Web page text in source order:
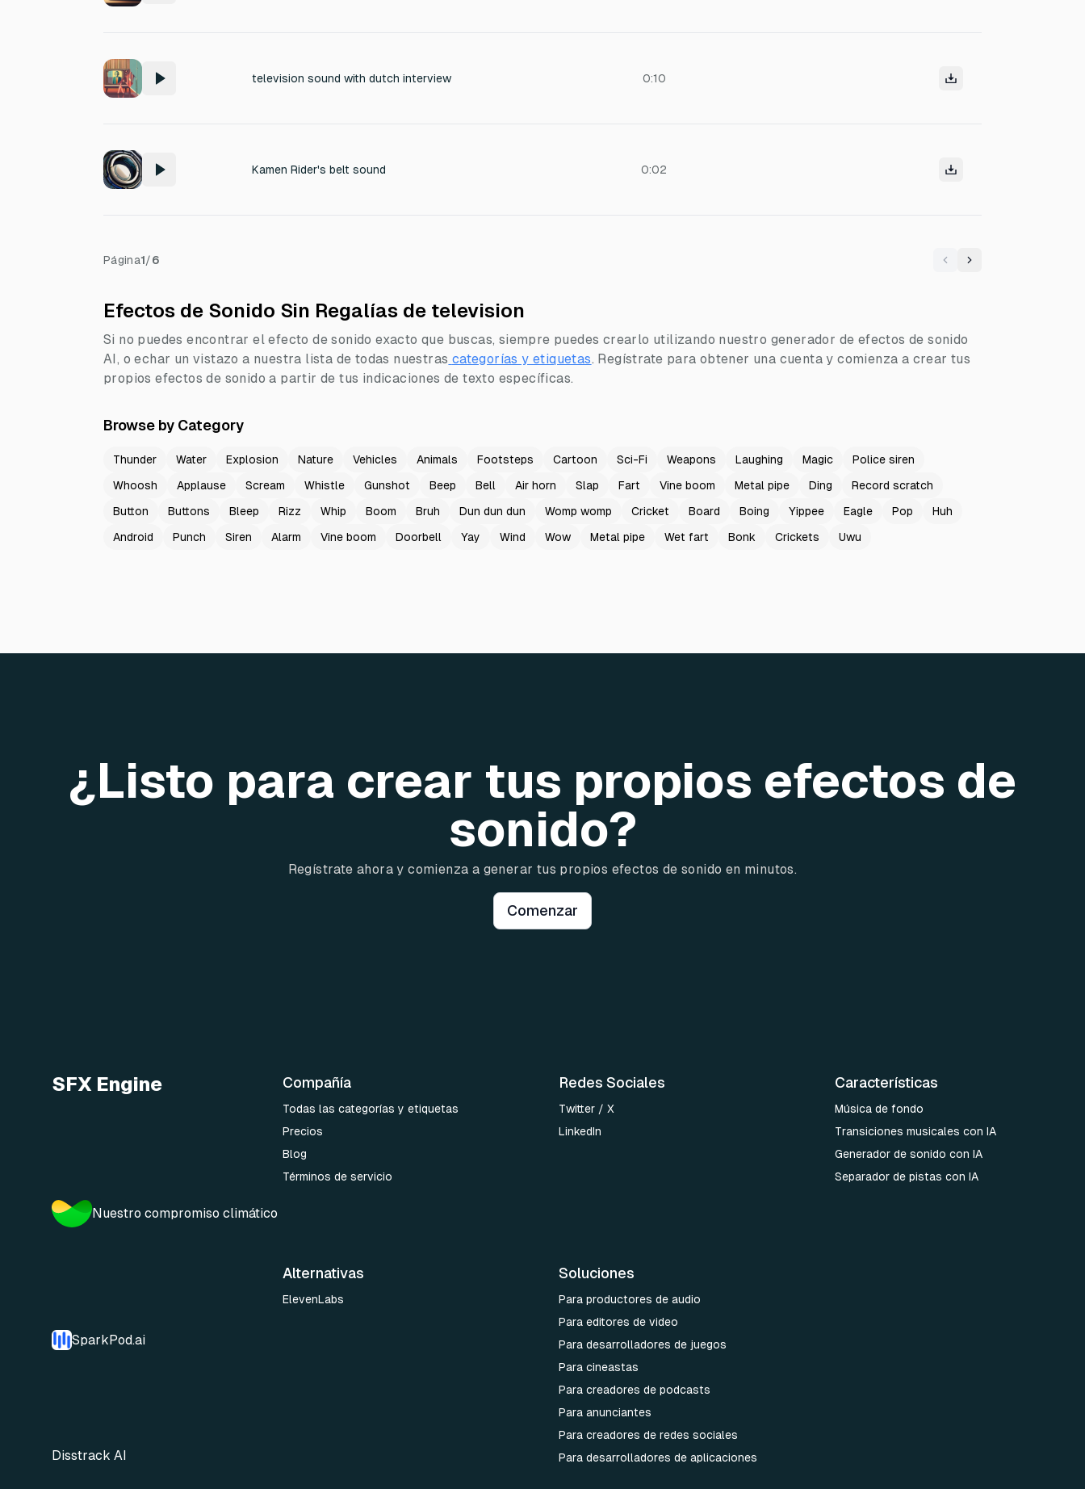
television sound with dutch interview 0:10
Kamen Rider's belt sound 0:02
Página1/6
Previous
Next
Efectos de Sonido Sin Regalías de television
Si no puedes encontrar el efecto de sonido exacto que buscas, siempre puedes crearlo utilizando nuestro generador de efectos de sonido
AI, o echar un vistazo a nuestra lista de todas nuestras categorías y etiquetas. Regístrate para obtener una cuenta y comienza a crear tus
propios efectos de sonido a partir de tus indicaciones de texto específicas.
Browse by Category
Thunder Water Explosion Nature Vehicles Animals Footsteps Cartoon Sci-Fi Weapons Laughing Magic
Police siren
Whoosh
Applause Scream Whistle Gunshot Beep Bell Air horn Slap Fart Vine boom Metal pipe Ding
Record scratch
Button
Buttons Bleep Rizz Whip Boom Bruh Dun dun dun Womp womp Cricket Board Boing Yippee Eagle Pop
Huh
Android
Punch Siren Alarm Vine boom Doorbell Yay Wind Wow Metal pipe Wet fart Bonk Crickets Uwu
¿Listo para crear tus propios efectos de
sonido?
Regístrate ahora y comienza a generar tus propios efectos de sonido en minutos.
Comenzar
SFX Engine
Nuestro compromiso climático
SparkPod.ai
Disstrack AI
Compañía
Todas las categorías y etiquetas
Precios
Blog
Términos de servicio
Redes Sociales
Twitter / X
LinkedIn
Características
Música de fondo
Transiciones musicales con IA
Generador de sonido con IA
Separador de pistas con IA
Alternativas
ElevenLabs
Soluciones
Para productores de audio
Para editores de video
Para desarrolladores de juegos
Para cineastas
Para creadores de podcasts
Para anunciantes
Para creadores de redes sociales
Para desarrolladores de aplicaciones